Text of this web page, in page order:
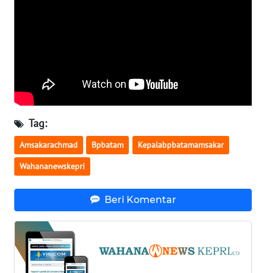
Tag:
Amsakarachmad Bpbatam Kepalabpbatamamsakar
Wahananewskepri
Beri Komentar
WN
JATENG
WN
NUSANTARA
JATIM
WN